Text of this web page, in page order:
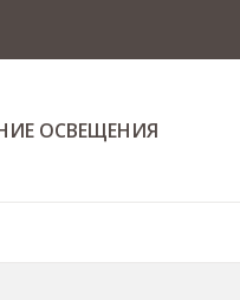
ОСВЕЩЕНИЯ